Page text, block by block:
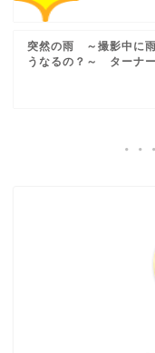
突然の雨 ～撮影中に
うなるの？～ ターナ